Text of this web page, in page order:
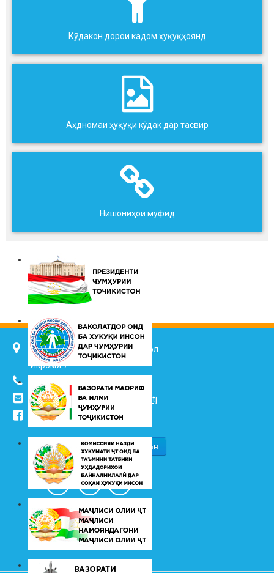
Кӯдакон дорои кадом ҳуқуқҳоянд
Аҳдномаи ҳуқуқи кўдак дар тасвир
Нишониҳои муфид
734025, ш. Душанбе, кӯч. Ҷалол
Икромӣ 7
(+992 37) 2217352
info@vhk.tj
info@ombudsman.tj
/kudakon